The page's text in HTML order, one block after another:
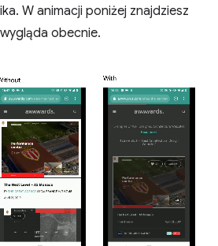
W animacji poniżej znajdziesz
obecnie.